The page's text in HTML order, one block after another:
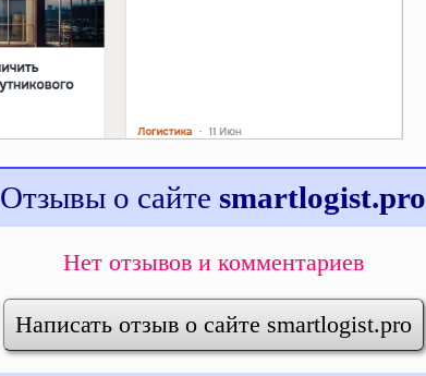
Отзывы о сайте smartlogist.pro
Нет отзывов и комментариев
Написать отзыв о сайте smartlogist.pro